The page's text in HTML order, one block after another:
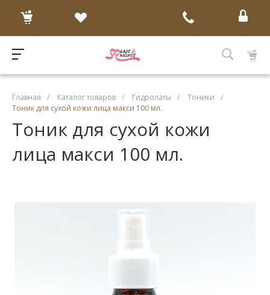
Главная / Каталог товаров / Гидролаты / Тоники
/
Тоник для сухой кожи лица макси 100 мл.
Тоник для сухой кожи
лица макси 100 мл.